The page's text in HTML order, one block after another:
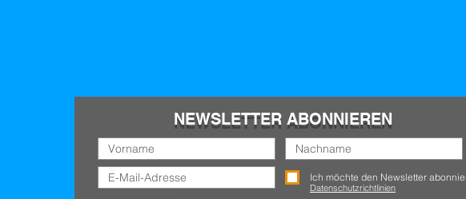
NEWSLETTER ABONNIEREN
Ich möchte den Newsletter
Datenschutzrichtlinien